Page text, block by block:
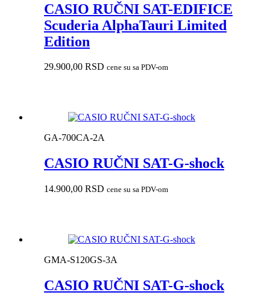
CASIO RUČNI SAT-EDIFICE
Scuderia AlphaTauri Limited
Edition
29.900,00 RSD cene su sa PDV-om
GA-700CA-2A
CASIO RUČNI SAT-G-shock
14.900,00 RSD cene su sa PDV-om
GMA-S120GS-3A
CASIO RUČNI SAT-G-shock